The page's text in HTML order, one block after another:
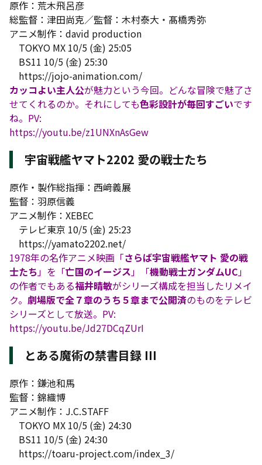
原作：荒木飛呂彦
総監督：津田尚克／監督：木村泰大・髙橋秀弥
アニメ制作：david production
TOKYO MX 10/5 (金) 25:05
BS11 10/5 (金) 25:30
https://jojo-animation.com/
カッコよい主人公が魅力という今回。どんな冒険で魅了さ
せてくれるのか。それにしても色彩設計が毎回すごいです
ね。PV:
https://youtu.be/z1UNXnAsGew
宇宙戦艦ヤマト2202 愛の戦士たち
原作・製作総指揮：西﨑義展
監督：羽原信義
アニメ制作：XEBEC
テレビ東京 10/5 (金) 25:23
https://yamato2202.net/
1978年の名作アニメ映画「さらば宇宙戦艦ヤマト 愛の戦
士たち」を「亡国のイージス」「機動戦士ガンダムUC」
の作者でもある福井晴敏がシリーズ構成を担当したリメイ
ク。 劇場版で全７章のうち５章まで公開済のものをテレビ
シリーズとして放送。PV:
https://youtu.be/Jd27DCqZUrI
とある魔術の禁書目録 III
原作：鎌池和馬
監督：錦織博
アニメ制作：J.C.STAFF
TOKYO MX 10/5 (金) 24:30
BS11 10/5 (金) 24:30
https://toaru-project.com/index_3/